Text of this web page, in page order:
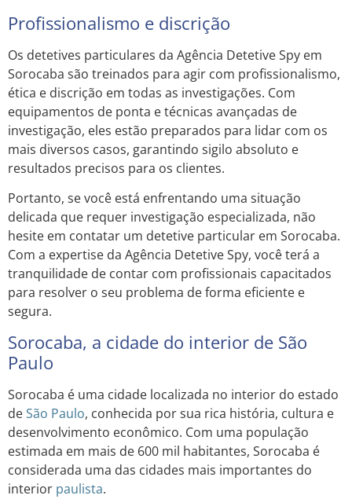
Profissionalismo e discrição
Os detetives particulares da Agência Detetive Spy em
Sorocaba são treinados para agir com profissionalismo,
ética e discrição em todas as investigações. Com
equipamentos de ponta e técnicas avançadas de
investigação, eles estão preparados para lidar com os
mais diversos casos, garantindo sigilo absoluto e
resultados precisos para os clientes.
Portanto, se você está enfrentando uma situação
delicada que requer investigação especializada, não
hesite em contatar um detetive particular em Sorocaba.
Com a expertise da Agência Detetive Spy, você terá a
tranquilidade de contar com profissionais capacitados
para resolver o seu problema de forma eficiente e
segura.
Sorocaba, a cidade do interior de São
Paulo
Sorocaba é uma cidade localizada no interior do estado
deSão Paulo, conhecida por sua rica história, cultura e
desenvolvimento econômico. Com uma população
estimada em mais de 600 mil habitantes, Sorocaba é
considerada uma das cidades mais importantes do
interior paulista.